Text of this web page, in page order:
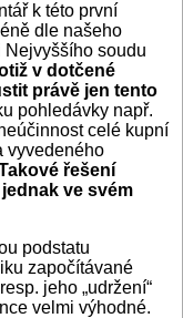
k této první
dle našeho
soudu
v dotčené
právě jen tento
pohledávky např.
celé kupní
vyvedeného
řešení
ve svém
podstatu
započítávané
jeho „udržení“
velmi výhodné.